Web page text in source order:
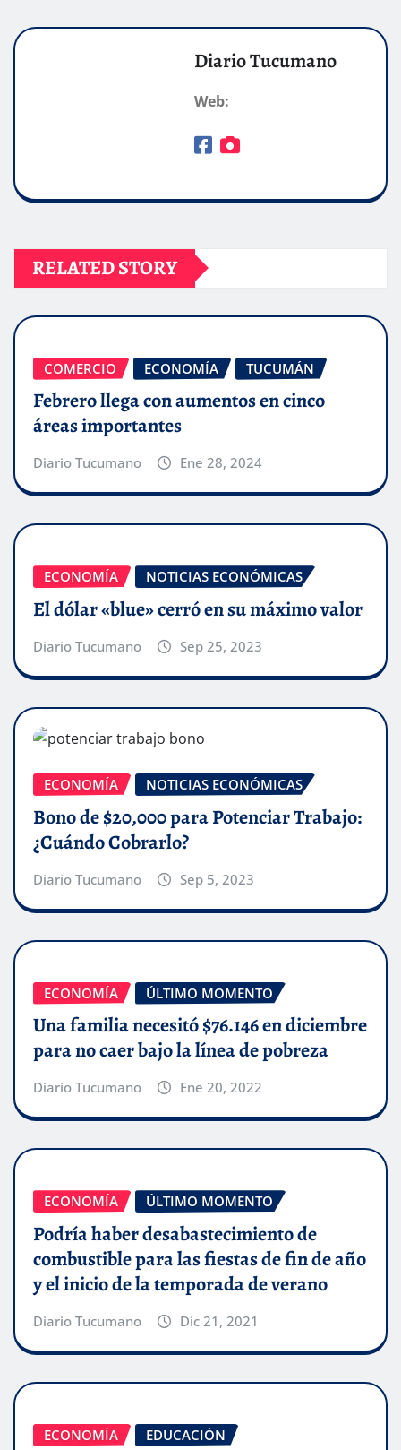
Diario Tucumano
Web:
RELATED STORY
COMERCIO ECONOMÍA TUCUMÁN
Febrero llega con aumentos en cinco
áreas importantes
Diario Tucumano Ene 28, 2024
ECONOMÍA NOTICIAS ECONÓMICAS
El dólar «blue» cerró en su máximo valor
Diario Tucumano Sep 25, 2023
ECONOMÍA NOTICIAS ECONÓMICAS
Bono de $20,000 para Potenciar Trabajo:
¿Cuándo Cobrarlo?
Diario Tucumano Sep 5, 2023
ECONOMÍA ÚLTIMO MOMENTO
Una familia necesitó $76.146 en diciembre
para no caer bajo la línea de pobreza
Diario Tucumano Ene 20, 2022
ECONOMÍA ÚLTIMO MOMENTO
Podría haber desabastecimiento de
combustible para las fiestas de fin de año
y el inicio de la temporada de verano
Diario Tucumano Dic 21, 2021
ECONOMÍA
EDUCACIÓN